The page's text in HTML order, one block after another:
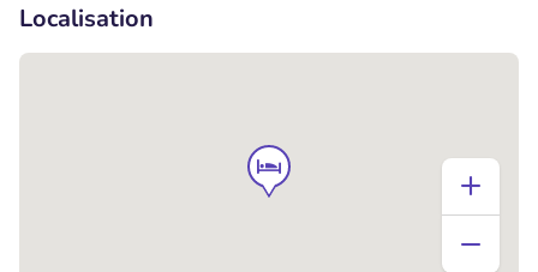
Localisation